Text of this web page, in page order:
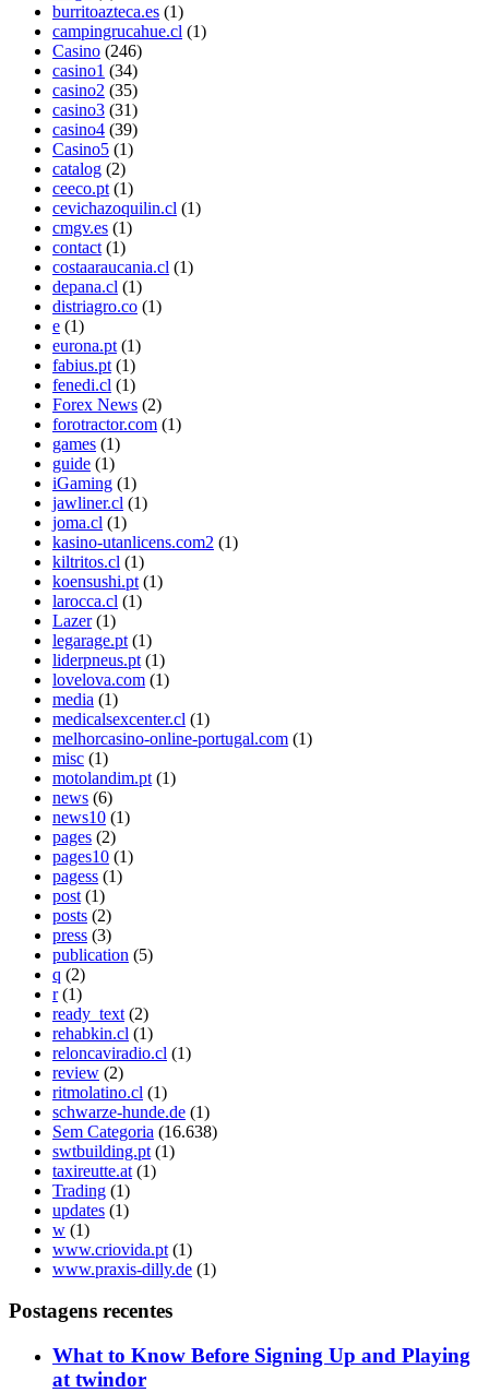
burritoazteca.es (1)
campingrucahue.cl (1)
Casino (246)
casino1 (34)
casino2 (35)
casino3 (31)
casino4 (39)
Casino5 (1)
catalog (2)
ceeco.pt (1)
cevichazoquilin.cl (1)
cmgv.es (1)
contact (1)
costaaraucania.cl (1)
depana.cl (1)
distriagro.co (1)
e (1)
eurona.pt (1)
fabius.pt (1)
fenedi.cl (1)
Forex News (2)
forotractor.com (1)
games (1)
guide (1)
iGaming (1)
jawliner.cl (1)
joma.cl (1)
kasino-utanlicens.com2 (1)
kiltritos.cl (1)
koensushi.pt (1)
larocca.cl (1)
Lazer(1)
legarage.pt (1)
liderpneus.pt (1)
lovelova.com (1)
media (1)
medicalsexcenter.cl (1)
melhorcasino-online-portugal.com (1)
misc (1)
motolandim.pt (1)
news (6)
news10 (1)
pages (2)
pages10 (1)
pagess (1)
post (1)
posts (2)
press (3)
publication (5)
q (2)
r(1)
ready_text (2)
rehabkin.cl (1)
reloncaviradio.cl (1)
review (2)
ritmolatino.cl (1)
schwarze-hunde.de (1)
Sem Categoria (16.638)
swtbuilding.pt (1)
taxireutte.at (1)
Trading (1)
updates (1)
w (1)
www.criovida.pt (1)
www.praxis-dilly.de (1)
Postagens recentes
What to Know Before Signing Up and Playing
at twindor